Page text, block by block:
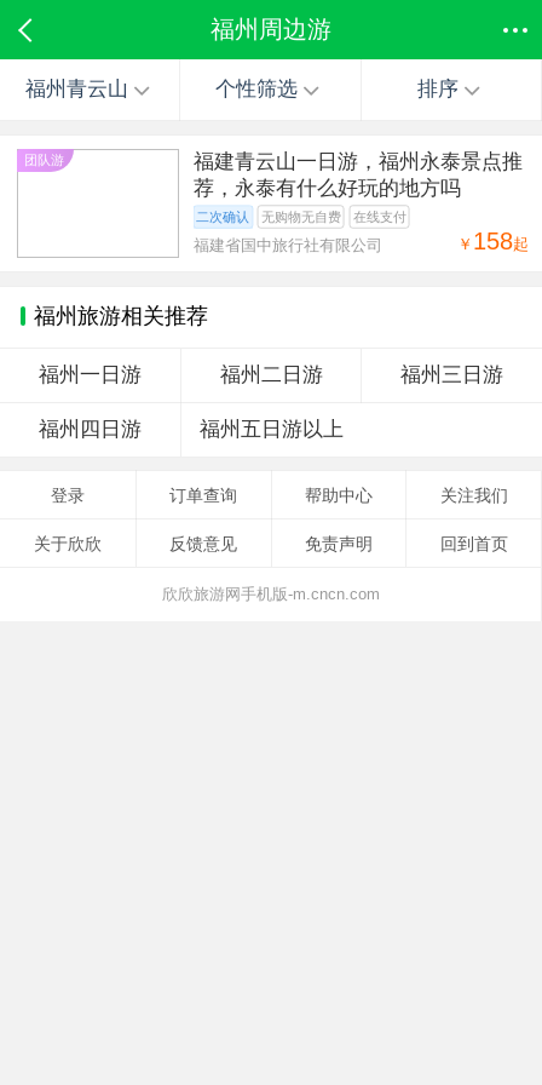
福州周边游
福州青云山 个性筛选 排序
团队游
福建青云山一日游，福州永泰景点推
荐，永泰有什么好玩的地方吗
二次确认 无购物无自费 在线支付
￥ 158起
福建省国中旅行社有限公司
福州旅游相关推荐
福州一日游 福州二日游 福州三日游
福州四日游 福州五日游以上
登录 订单查询 帮助中心 关注我们
关于欣欣 反馈意见 免责声明 回到首页
欣欣旅游网手机版-m.cncn.com